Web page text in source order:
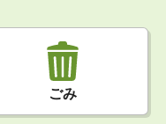
ごみ